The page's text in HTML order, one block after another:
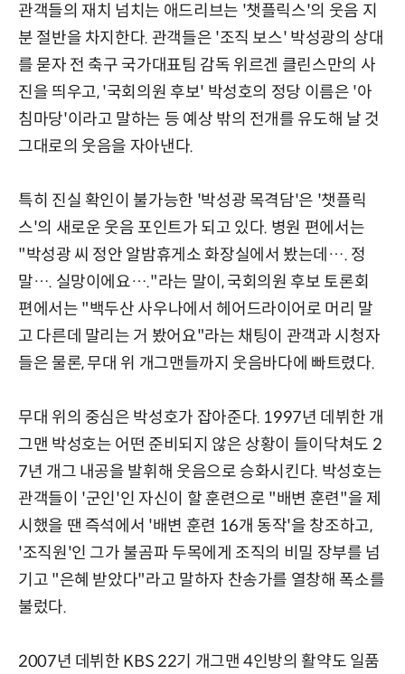
관객들의 재치 넘치는 애드리브는 '챗플릭스'의 웃음 지
분 절반을 차지한다. 관객들은 '조직 보스' 박성광의 상대
를 묻자 전 축구 국가대표팀 감독 위르겐 클린스만의 사
진을 띄우고, '국회의원 후보' 박성호의 정당 이름은 '아
침마당'이라고 말하는 등 예상 밖의 전개를 유도해 날 것
그대로의 웃음을 자아낸다.
특히 진실 확인이 불가능한 '박성광 목격담'은 '챗플릭
스'의 새로운 웃음 포인트가 되고 있다. 병원 편에서는
"박성광 씨 정안 알밤휴게소 화장실에서 봤는데…. 정
말…. 실망이에요…."라는 말이, 국회의원 후보 토론회
편에서는 "백두산 사우나에서 헤어드라이어로 머리 말
고 다른데 말리는 거 봤어요"라는 채팅이 관객과 시청자
들은 물론, 무대 위 개그맨들까지 웃음바다에 빠트렸다.
무대 위의 중심은 박성호가 잡아준다. 1997년 데뷔한 개
그맨 박성호는 어떤 준비되지 않은 상황이 들이닥쳐도 2
7년 개그 내공을 발휘해 웃음으로 승화시킨다. 박성호는
관객들이 '군인'인 자신이 할 훈련으로 "배변 훈련"을 제
시했을 땐 즉석에서 '배변 훈련 16개 동작'을 창조하고,
'조직원'인 그가 불곰파 두목에게 조직의 비밀 장부를 넘
기고 "은혜 받았다"라고 말하자 찬송가를 열창해 폭소를
불렀다.
2007년 데뷔한 KBS 22기 개그맨 4인방의 활약도 일품